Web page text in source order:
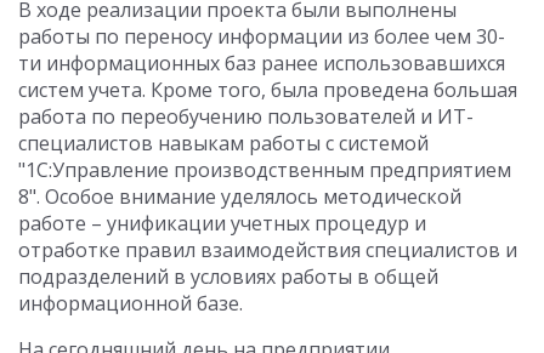
В ходе реализации проекта были выполнены
работы по переносу информации из более чем 30-
ти информационных баз ранее использовавшихся
систем учета. Кроме того, была проведена большая
работа по переобучению пользователей и ИТ-
специалистов навыкам работы с системой
"1С:Управление производственным предприятием
8". Особое внимание уделялось методической
работе – унификации учетных процедур и
отработке правил взаимодействия специалистов и
подразделений в условиях работы в общей
информационной базе.